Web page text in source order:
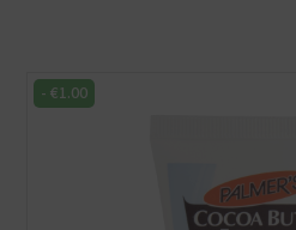
-€1.00